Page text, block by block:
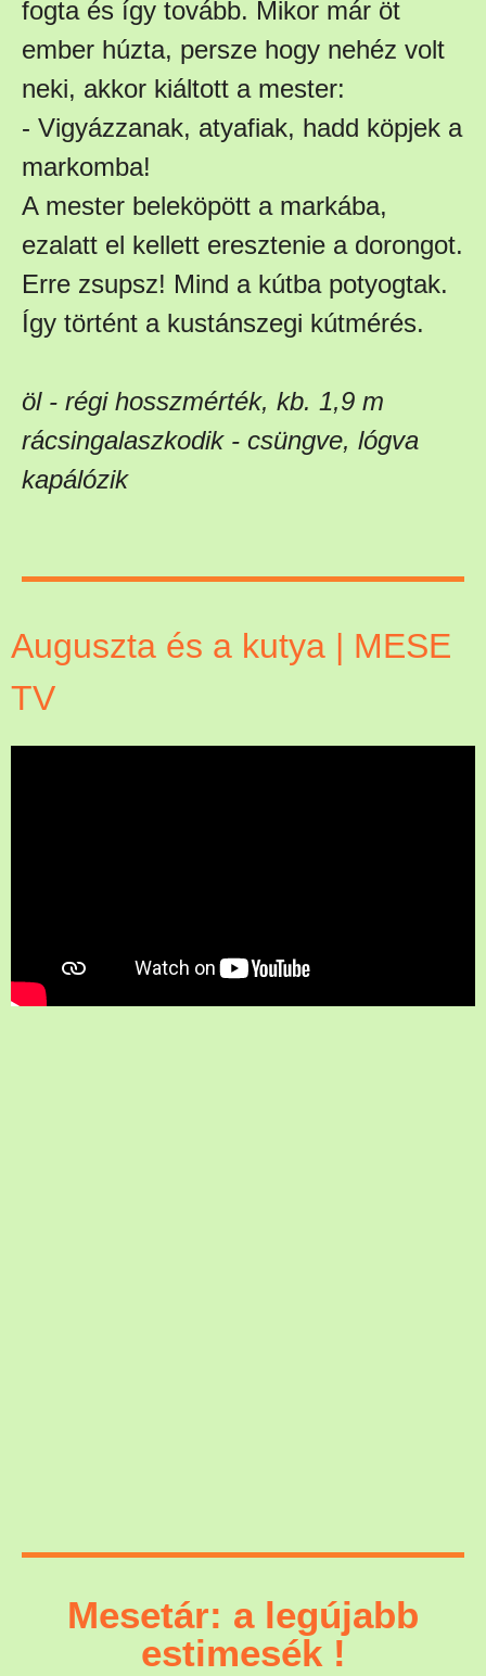
fogta és így tovább. Mikor már öt
ember húzta, persze hogy nehéz volt
neki, akkor kiáltott a mester:
- Vigyázzanak, atyafiak, hadd köpjek a
markomba!
A mester beleköpött a markába,
ezalatt el kellett eresztenie a dorongot.
Erre zsupsz! Mind a kútba potyogtak.
Így történt a kustánszegi kútmérés.
öl - régi hosszmérték, kb. 1,9 m
rácsingalaszkodik - csüngve, lógva
kapálózik
Auguszta és a kutya | MESE
TV
Mesetár: a legújabb
estimesék !